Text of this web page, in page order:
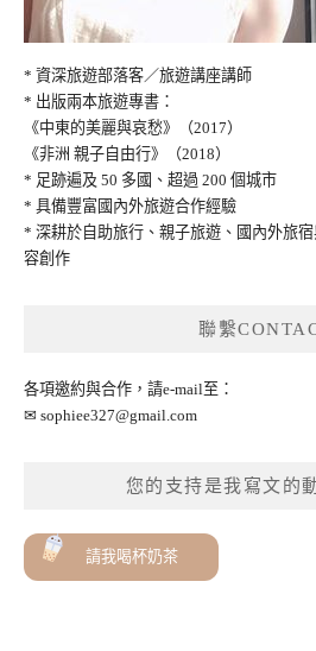
* 資深旅遊部落客／旅遊講座講師
* 出版兩本旅遊專書：
《中東的美麗與哀愁》（2017）
《非洲 親子自由行》（2018）
* 足跡遍及 50 多國、超過 200 個城市
* 具備豐富國內外旅遊合作經驗
* 深耕於自助旅行、親子旅遊、國內外旅
容創作
聯繫
各項邀約與合作，請e-mail至：
✉ sophiee327@gmail.com
您的支持是我寫文的
請我喝杯奶茶